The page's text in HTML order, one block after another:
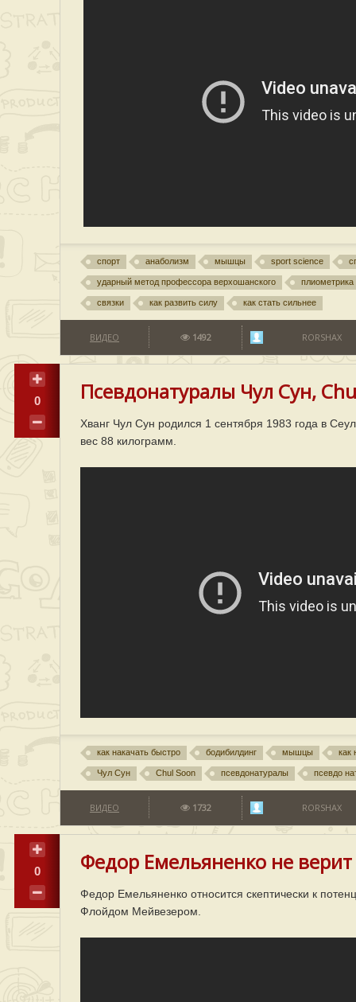
спорт анаболизм мышцы sport science
ударный метод профессора верхошанского плиометрика
связки как развить силу как стать сильнее
ВИДЕО 1492 RORSHAX
0 Псевдонатуралы Чул Сун,
Хванг Чул Сун родился 1 сентября 1983 года в
вес 88 килограмм.
как накачать быстро бодибилдинг мышцы как
Чул Сун Chul Soon псевдонатуралы псевдо
ВИДЕО 1732 RORSHAX
0 Федор Емельяненко не
Федор Емельяненко относится скептически к
Флойдом Мейвезером.